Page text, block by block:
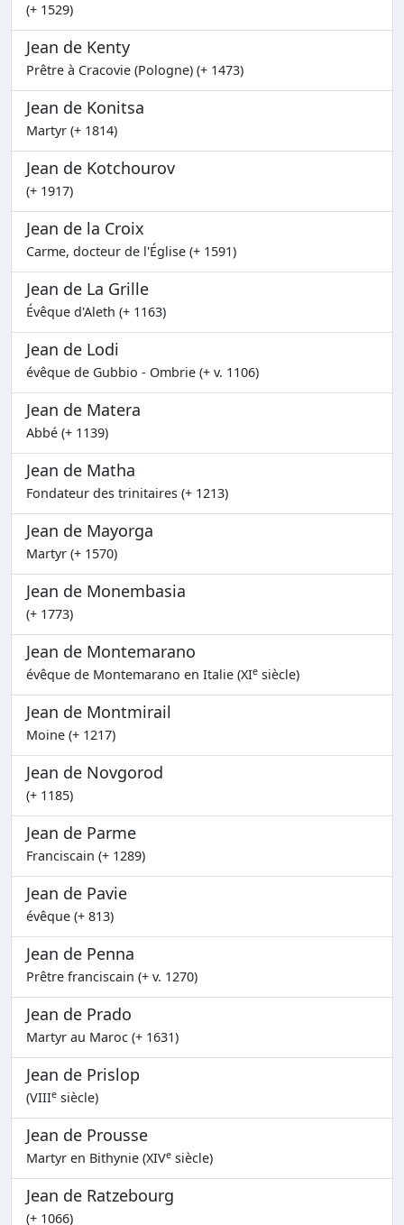
(+ 1529)
Jean de Kenty
Prêtre à Cracovie (Pologne) (+ 1473)
Jean de Konitsa
Martyr (+ 1814)
Jean de Kotchourov
(+ 1917)
Jean de la Croix
Carme, docteur de l'Église (+ 1591)
Jean de La Grille
Évêque d'Aleth (+ 1163)
Jean de Lodi
évêque de Gubbio - Ombrie (+ v. 1106)
Jean de Matera
Abbé (+ 1139)
Jean de Matha
Fondateur des trinitaires (+ 1213)
Jean de Mayorga
Martyr (+ 1570)
Jean de Monembasia
(+ 1773)
Jean de Montemarano
évêque de Montemarano en Italie (XIe siècle)
Jean de Montmirail
Moine (+ 1217)
Jean de Novgorod
(+ 1185)
Jean de Parme
Franciscain (+ 1289)
Jean de Pavie
évêque (+ 813)
Jean de Penna
Prêtre franciscain (+ v. 1270)
Jean de Prado
Martyr au Maroc (+ 1631)
Jean de Prislop
(VIIIe siècle)
Jean de Prousse
Martyr en Bithynie (XIVe siècle)
Jean de Ratzebourg
(+ 1066)